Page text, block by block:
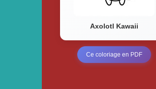
Axolotl Kawaii
Ce coloriage en PDF